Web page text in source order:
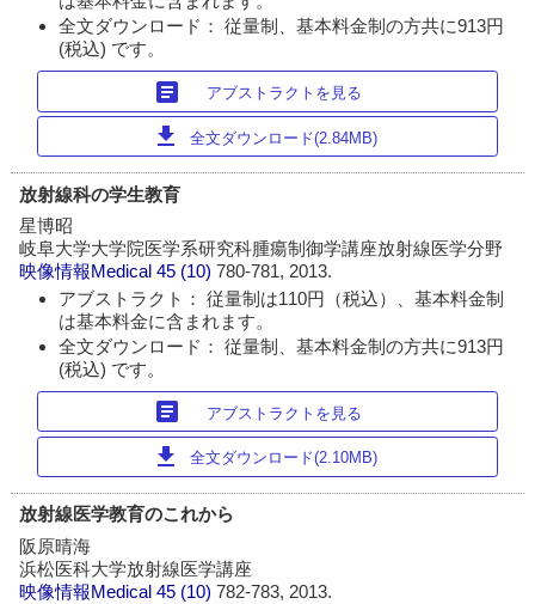
全文ダウンロード： 従量制、基本料金制の方共に913円
(税込) です。
article アブストラクトを見る
download 全文ダウンロード(2.84MB)
放射線科の学生教育
星博昭
岐阜大学大学院医学系研究科腫瘍制御学講座放射線医学分野
映像情報Medical 45 (10)780-781, 2013.
アブストラクト： 従量制は110円（税込）、基本料金制
は基本料金に含まれます。
全文ダウンロード： 従量制、基本料金制の方共に913円
(税込) です。
article アブストラクトを見る
download 全文ダウンロード(2.10MB)
放射線医学教育のこれから
阪原晴海
浜松医科大学放射線医学講座
映像情報Medical 45 (10)782-783, 2013.